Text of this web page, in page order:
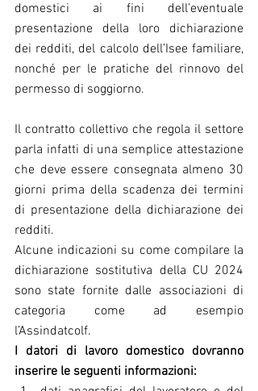
domestici ai fini dell’eventuale
presentazione della loro dichiarazione
dei redditi, del calcolo dell’Isee familiare,
nonché per le pratiche del rinnovo del
permesso di soggiorno.
Il contratto collettivo che regola il settore
parla infatti di una semplice attestazione
che deve essere consegnata almeno 30
giorni prima della scadenza dei termini
di presentazione della dichiarazione dei
redditi.
Alcune indicazioni su come compilare la
dichiarazione sostitutiva della CU 2024
sono state fornite dalle associazioni di
categoria come ad esempio
l’Assindatcolf.
I datori di lavoro domestico dovranno
inserire le seguenti informazioni: